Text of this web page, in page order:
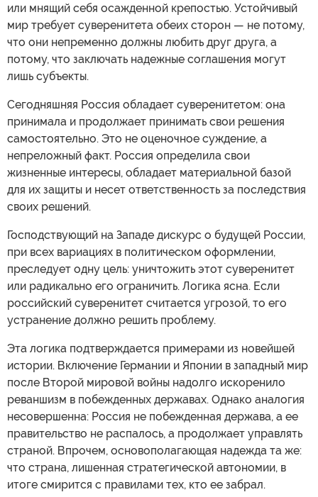
или мнящий себя осажденной крепостью. Устойчивый
мир требует суверенитета обеих сторон — не потому,
что они непременно должны любить друг друга, а
потому, что заключать надежные соглашения могут
лишь субъекты.
Сегодняшняя Россия обладает суверенитетом: она
принимала и продолжает принимать свои решения
самостоятельно. Это не оценочное суждение, а
непреложный факт. Россия определила свои
жизненные интересы, обладает материальной базой
для их защиты и несет ответственность за последствия
своих решений.
Господствующий на Западе дискурс о будущей России,
при всех вариациях в политическом оформлении,
преследует одну цель: уничтожить этот суверенитет
или радикально его ограничить. Логика ясна. Если
российский суверенитет считается угрозой, то его
устранение должно решить проблему.
Эта логика подтверждается примерами из новейшей
истории. Включение Германии и Японии в западный мир
после Второй мировой войны надолго искоренило
реваншизм в побежденных державах. Однако аналогия
несовершенна: Россия не побежденная держава, а ее
правительство не распалось, а продолжает управлять
страной. Впрочем, основополагающая надежда та же:
что страна, лишенная стратегической автономии, в
итоге смирится с правилами тех, кто ее забрал.